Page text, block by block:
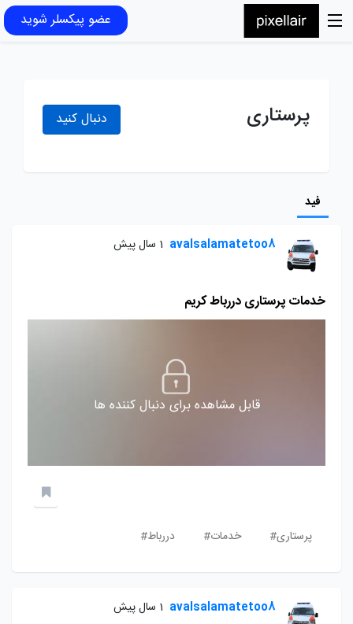
عضو پیکسلر شوید
پرستاری دنبال کنید
فید
avalsalamatetoo8 1 سال پیش
خدمات پرستاری دررباط کریم
قابل مشاهده برای دنبال کننده ها
پرستاری# خدمات# دررباط#
avalsalamatetoo8 1 سال پیش